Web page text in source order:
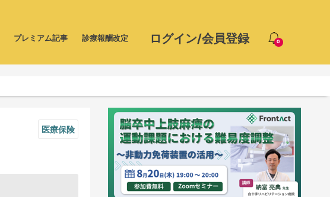
0
ログイン/会員登録
プレミアム記事 診療報酬改定
医療保険